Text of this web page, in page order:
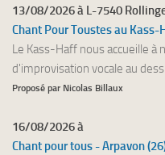
13/08/2026 à L-7540
Chant Pour Toustes au Kass-
Le Kass-Haff nous accueille à
d'improvisation vocale au
Proposé par Nicolas Billaux
16/08/2026 à
Chant pour tous - Arpavon